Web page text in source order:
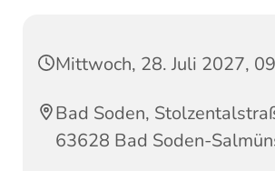
Mittwoch, 28. Juli 2027,
Bad Soden,
63628 Bad Soden-